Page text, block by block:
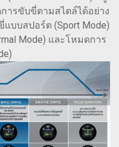
ารขับขี่ตามสไตล์ได้อย่าง
บบสปอร์ต (Sport Mode)
Mode) และโหมดการ